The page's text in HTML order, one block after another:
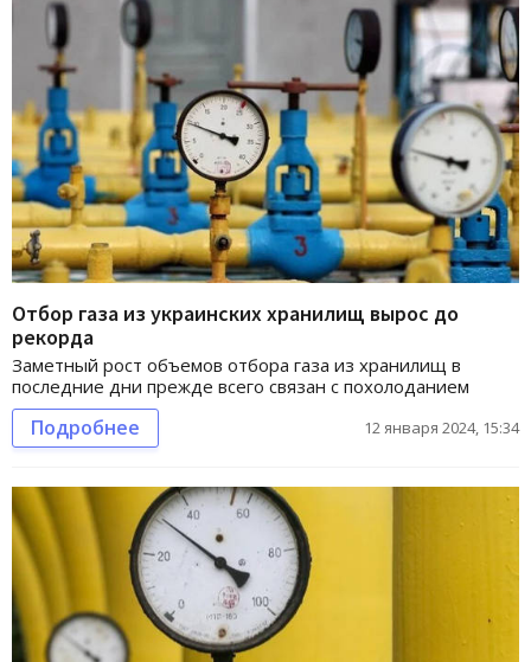
Отбор газа из украинских хранилищ вырос до
рекорда
Заметный рост объемов отбора газа из хранилищ в
последние дни прежде всего связан с похолоданием
Подробнее 12 января 2024, 15:34